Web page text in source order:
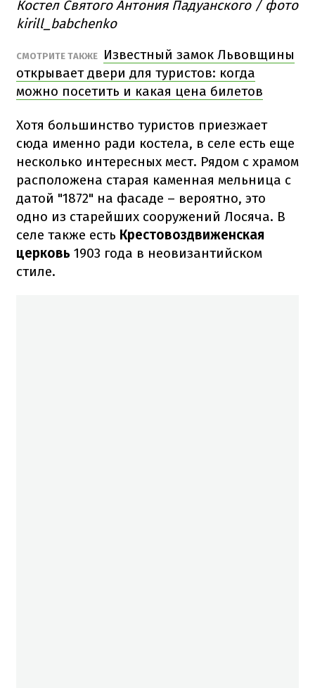
Костел Святого Антония Падуанского / фото
kirill_babchenko
СМОТРИТЕ ТАКЖЕ
Известный замок Львовщины
открывает двери для туристов: когда
можно посетить и какая цена билетов
Хотя большинство туристов приезжает
сюда именно ради костела, в селе есть еще
несколько интересных мест. Рядом с храмом
расположена старая каменная мельница с
датой "1872" на фасаде – вероятно, это
одно из старейших сооружений Лосяча. В
селе также есть Крестовоздвиженская
церковь 1903 года в неовизантийском
стиле.